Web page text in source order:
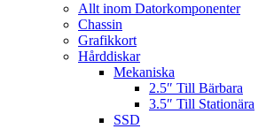
Allt inom Datorkomponenter
Chassin
Grafikkort
Hårddiskar
Mekaniska
2.5″ Till Bärbara
3.5″ Till Stationära
SSD